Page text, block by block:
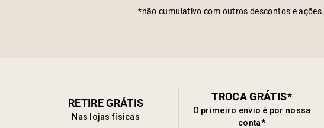
*não cumulativo com outros descontos e ações.
RETIRE GRÁTIS
Nas lojas físicas
TROCA GRÁTIS*
O primeiro envio é por nossa
conta*